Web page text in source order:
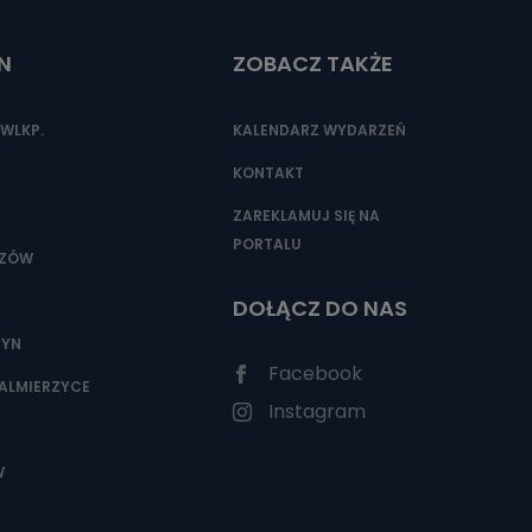
ze
ZOBACZ TAKŻE
KALENDARZ WYDARZEŃ
KONTAKT
ZAREKLAMUJ SIĘ NA
PORTALU
DOŁĄCZ DO NAS
Facebook
Instagram